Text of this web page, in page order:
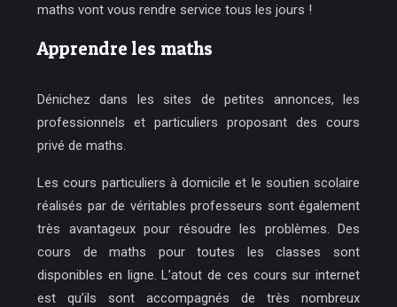
maths vont vous rendre service tous les jours !
Apprendre les maths
Dénichez dans les sites de petites annonces, les
professionnels et particuliers proposant des cours
privé de maths.
Les cours particuliers à domicile et le soutien scolaire
réalisés par de véritables professeurs sont également
très avantageux pour résoudre les problèmes. Des
cours de maths pour toutes les classes sont
disponibles en ligne. L’atout de ces cours sur internet
est qu’ils sont accompagnés de très nombreux